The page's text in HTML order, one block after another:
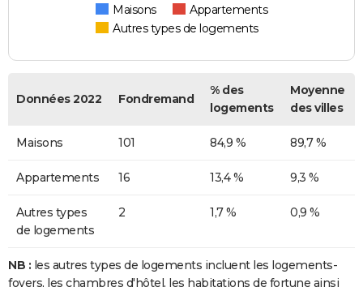
Maisons
Appartements
Autres types de logements
Données 2022 Fondremand
% des
logements
Moyenne
des villes
Maisons 101 84,9 % 89,7 %
Appartements 16 13,4 % 9,3 %
Autres types
de logements
2 1,7 % 0,9 %
NB : les autres types de logements incluent les logements-
foyers, les chambres d'hôtel, les habitations de fortune ainsi